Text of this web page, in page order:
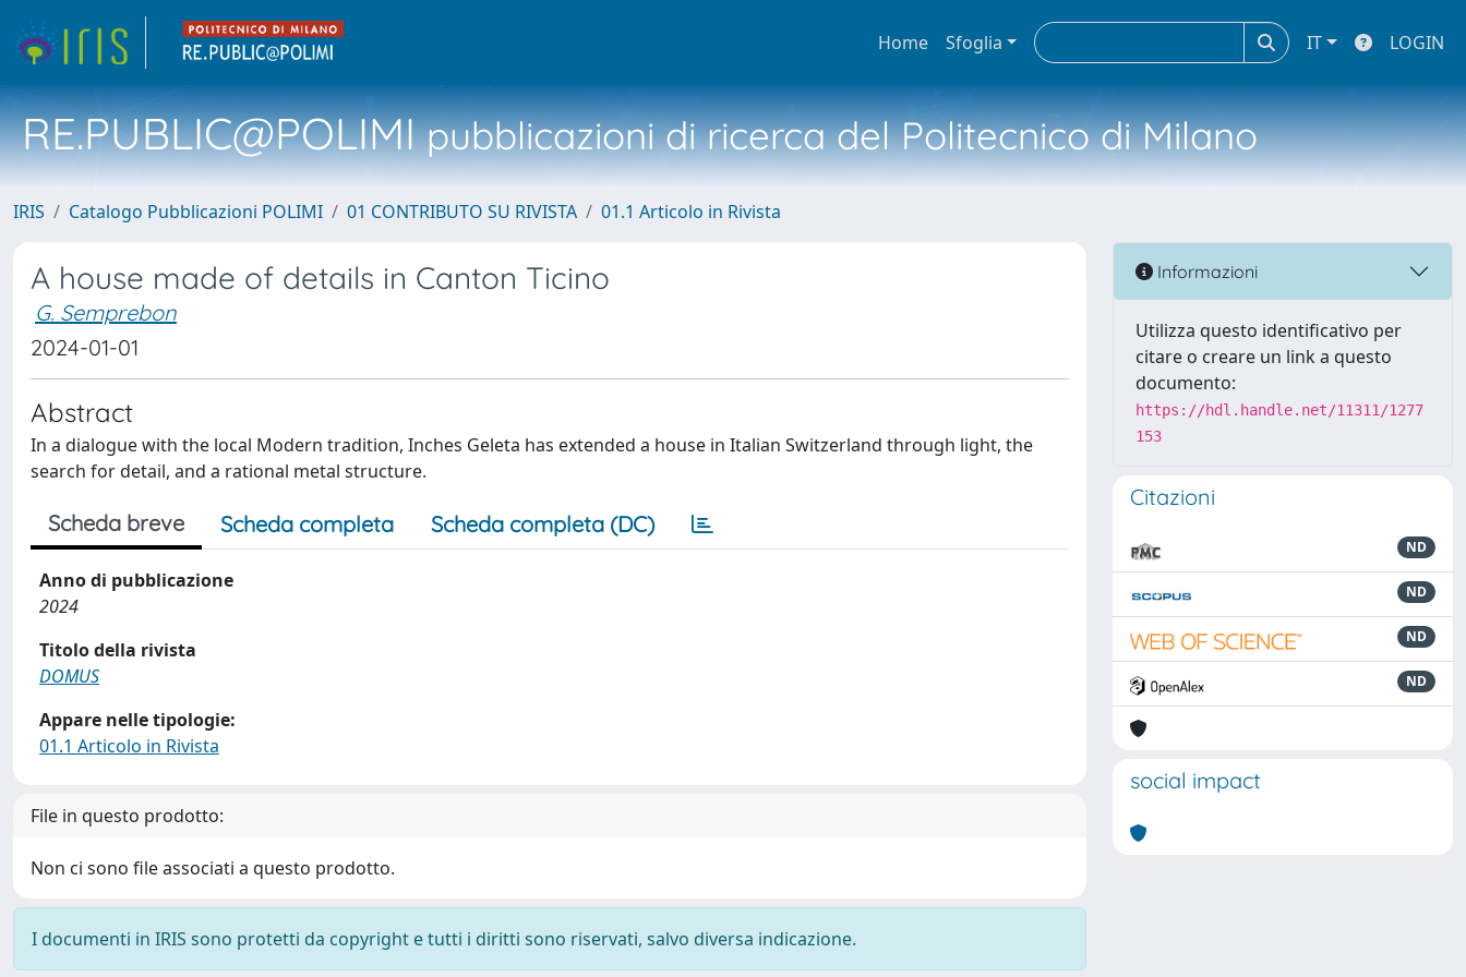
Home Sfoglia IT LOGIN
RE.PUBLIC@POLIMIpubblicazioni di ricerca del Politecnico di Milano
IRIS Catalogo Pubblicazioni POLIMI 01 CONTRIBUTO SU RIVISTA 01.1 Articolo in Rivista
A house made of details in Canton Ticino
G. Semprebon
2024-01-01
Abstract
In a dialogue with the local Modern tradition, Inches Geleta has extended a house in Italian Switzerland through light, the
search for detail, and a rational metal structure.
Scheda breve Scheda completa Scheda completa (DC)
Anno di pubblicazione
2024
Titolo della rivista
DOMUS
Appare nelle tipologie:
01.1 Articolo in Rivista
File in questo prodotto:
Non ci sono file associati a questo prodotto.
I documenti in IRIS sono protetti da copyright e tutti i diritti sono riservati, salvo diversa indicazione.
Informazioni
Utilizza questo identificativo per
citare o creare un link a questo
documento:
https://hdl.handle.net/11311/1277
153
Citazioni
ND
ND
ND
ND
social impact